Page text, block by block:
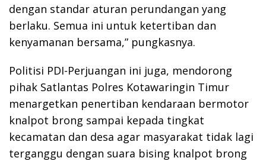
dengan standar aturan perundangan yang
berlaku. Semua ini untuk ketertiban dan
kenyamanan bersama,” pungkasnya.
Politisi PDI-Perjuangan ini juga, mendorong
pihak Satlantas Polres Kotawaringin Timur
menargetkan penertiban kendaraan bermotor
knalpot brong sampai kepada tingkat
kecamatan dan desa agar masyarakat tidak lagi
terganggu dengan suara bising knalpot brong